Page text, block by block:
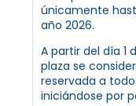
únicamente
año 2026.
A partir del día 1
plaza se
reservada a
iniciándose por